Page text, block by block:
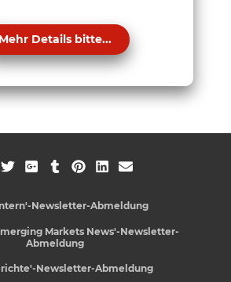
Mehr Details bitte...
Newsletter-Abmeldung
Markets News'-Newsletter-
Abmeldung
Newsletter-Abmeldung